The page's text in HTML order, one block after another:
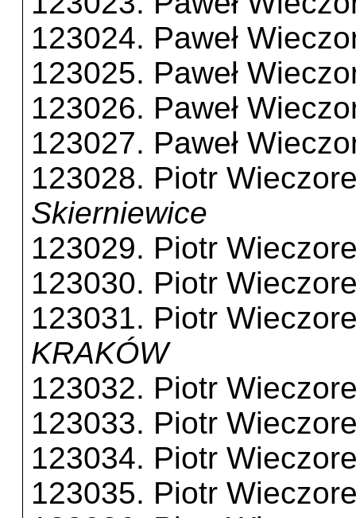
123024. Paweł
123025. Paweł
123026. Paweł
123027. Paweł
123028. Piotr
Skierniewice
123029. Piotr
123030. Piotr
123031. Piotr
KRAKÓW
123032. Piotr
123033. Piotr
123034. Piotr
123035. Piotr